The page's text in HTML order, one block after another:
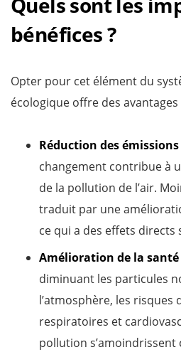
bénéfices ?
Opter pour cet élément du
écologique offre des
Réduction des
changement contribue à
de la pollution de l’air.
traduit par une
ce qui a des effets
Amélioration de la
diminuant les particules
l’atmosphère, les risques
respiratoires et
pollution